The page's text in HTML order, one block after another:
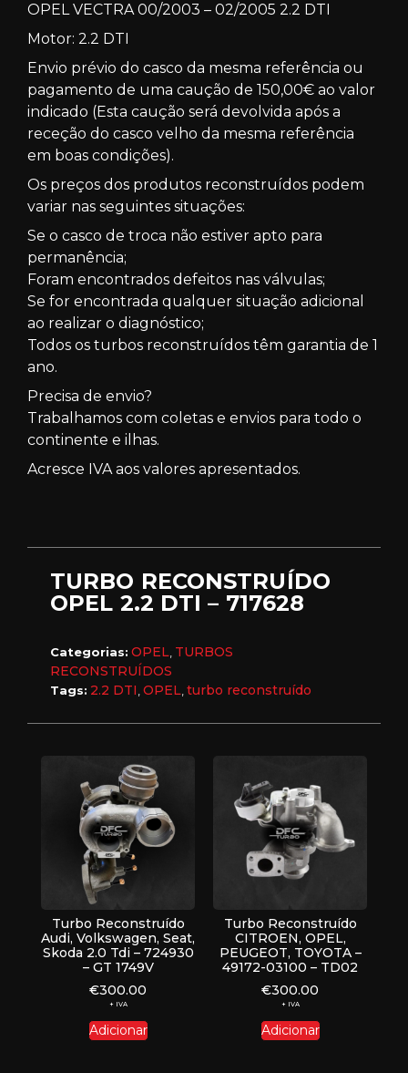
OPEL VECTRA 00/2003 – 02/2005 2.2 DTI
Motor: 2.2 DTI
Envio prévio do casco da mesma referência ou
pagamento de uma caução de 150,00€ ao valor
indicado (Esta caução será devolvida após a
receção do casco velho da mesma referência
em boas condições).
Os preços dos produtos reconstruídos podem
variar nas seguintes situações:
Se o casco de troca não estiver apto para
permanência;
Foram encontrados defeitos nas válvulas;
Se for encontrada qualquer situação adicional
ao realizar o diagnóstico;
Todos os turbos reconstruídos têm garantia de 1
ano.
Precisa de envio?
Trabalhamos com coletas e envios para todo o
continente e ilhas.
Acresce IVA aos valores apresentados.
TURBO RECONSTRUÍDO
OPEL 2.2 DTI – 717628
Categorias: OPEL, TURBOS
RECONSTRUÍDOS
Tags: 2.2 DTI,OPEL,turbo reconstruído
Turbo Reconstruído
Audi, Volkswagen, Seat,
Skoda 2.0 Tdi – 724930
– GT 1749V
€300.00
+ IVA
Adicionar
Turbo Reconstruído
CITROEN, OPEL,
PEUGEOT, TOYOTA –
49172-03100 – TD02
€300.00
+ IVA
Adicionar